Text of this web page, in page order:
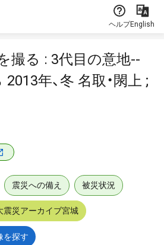
ヘルプEnglish
撮る : 3代目の意地--
年、冬 名取・閖上 ;
震災への備え 被災状況
震災アーカイブ宮城
を探す